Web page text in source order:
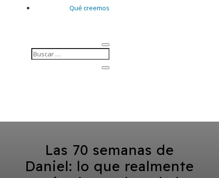
Qué creemos
Las 70 semanas de
Daniel: lo que realmente